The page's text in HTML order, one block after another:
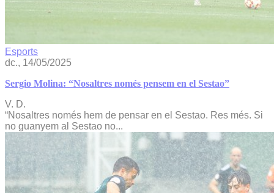
Esports
dc., 14/05/2025
Sergio Molina: “Nosaltres només pensem en el Sestao”
V. D.
“Nosaltres només hem de pensar en el Sestao. Res més. Si
no guanyem al Sestao no...